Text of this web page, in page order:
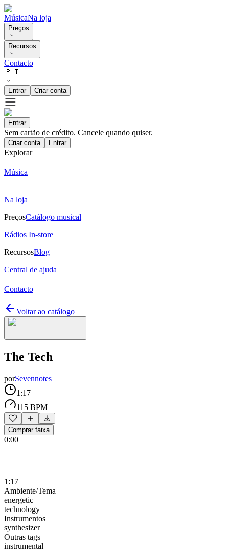
MúsicaNa loja
Preços
Recursos
Contacto
🇵🇹
Entrar Criar conta
Entrar
Sem cartão de crédito. Cancele quando quiser.
Criar conta Entrar
Explorar
Música
Na loja
PreçosCatálogo musical
Rádios In-store
RecursosBlog
Central de ajuda
Contacto
Voltar ao catálogo
The Tech
porSevennotes
1:17
115 BPM
Comprar faixa
0:00
1:17
Ambiente/Tema
energetic
technology
Instrumentos
synthesizer
Outras tags
instrumental